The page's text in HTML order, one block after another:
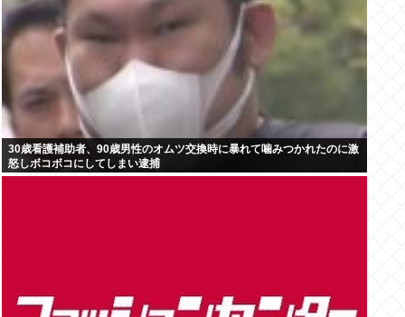
30歳看護補助者、90歳男性のオムツ交換時に暴れて噛みつかれたのに激
怒しボコボコにしてしまい逮捕